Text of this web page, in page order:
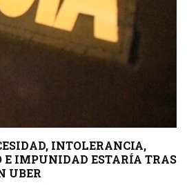
INTOLERANCIA,
E IMPUNIDAD ESTARÍA TRAS
UBER